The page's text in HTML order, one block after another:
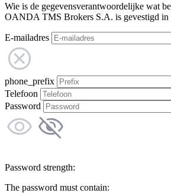
Wie is de gegevensverantwoordelijke wat
OANDA TMS Brokers S.A. is gevestigd in
E-mailadres
phone_prefix
Telefoon
Password
Password strength:
The password must contain: